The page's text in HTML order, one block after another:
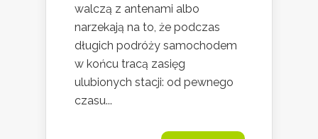
walczą z antenami albo
narzekają na to, że podczas
długich podróży samochodem
w końcu tracą zasięg
ulubionych stacji: od pewnego
czasu...